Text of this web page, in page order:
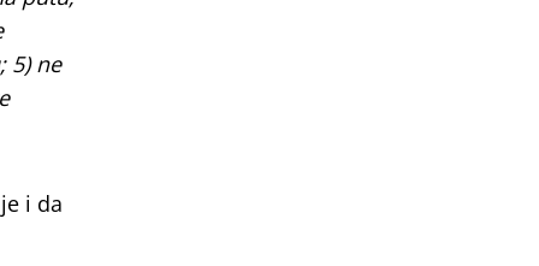
5) ne
i da